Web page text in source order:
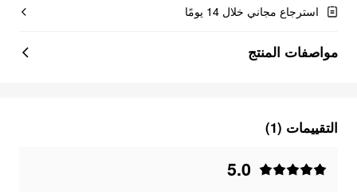
استرجاع مجاني خلال 14 يومًا
مواصفات المنتج
التقييمات (1)
5.0